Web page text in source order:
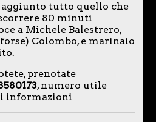
tutto quello che
80 minuti
a Michele Balestrero,
Colombo, e marinaio
prenotate
, numero utile
informazioni